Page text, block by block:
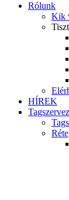
Rólunk
Kik
HÍREK